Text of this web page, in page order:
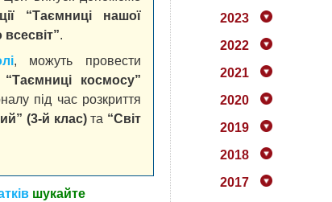
“Таємниці нашої
.
, можуть провести
космосу”
під час розкриття
(3-й клас)та “Світ
шукайте
2023
2022
2021
2020
2019
2018
2017